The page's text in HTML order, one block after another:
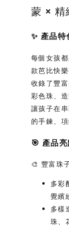
蒙 × 精
✨ 產品特
每個女孩
款芭比快
收錄了豐
彩色珠、造
讓孩子在
的手鍊、
🎯 產品
🎨 豐富珠
多彩
覺繽
多樣
珠、